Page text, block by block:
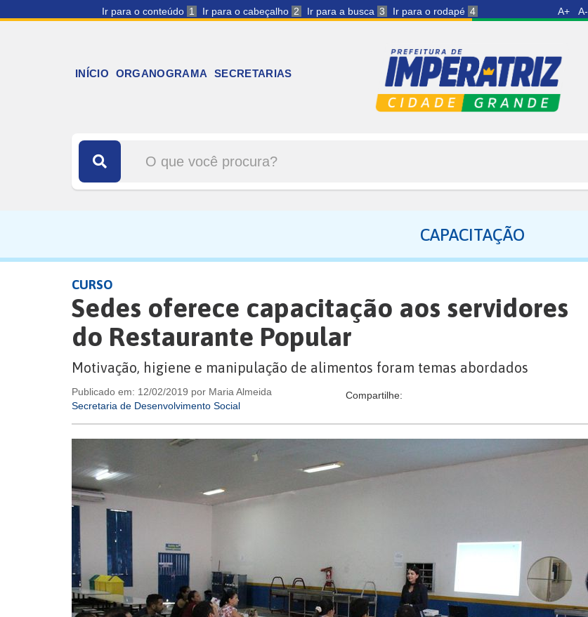
Ir para o conteúdo 1 Ir para o cabeçalho 2 Ir para a busca 3 Ir para o rodapé 4 A+ A-
INÍCIO ORGANOGRAMA SECRETARIAS
CAPACITAÇÃO
CURSO
Sedes oferece capacitação aos servidores
do Restaurante Popular
Motivação, higiene e manipulação de alimentos foram temas abordados
Publicado em: 12/02/2019 por Maria Almeida
Secretaria de Desenvolvimento Social
Compartilhe: